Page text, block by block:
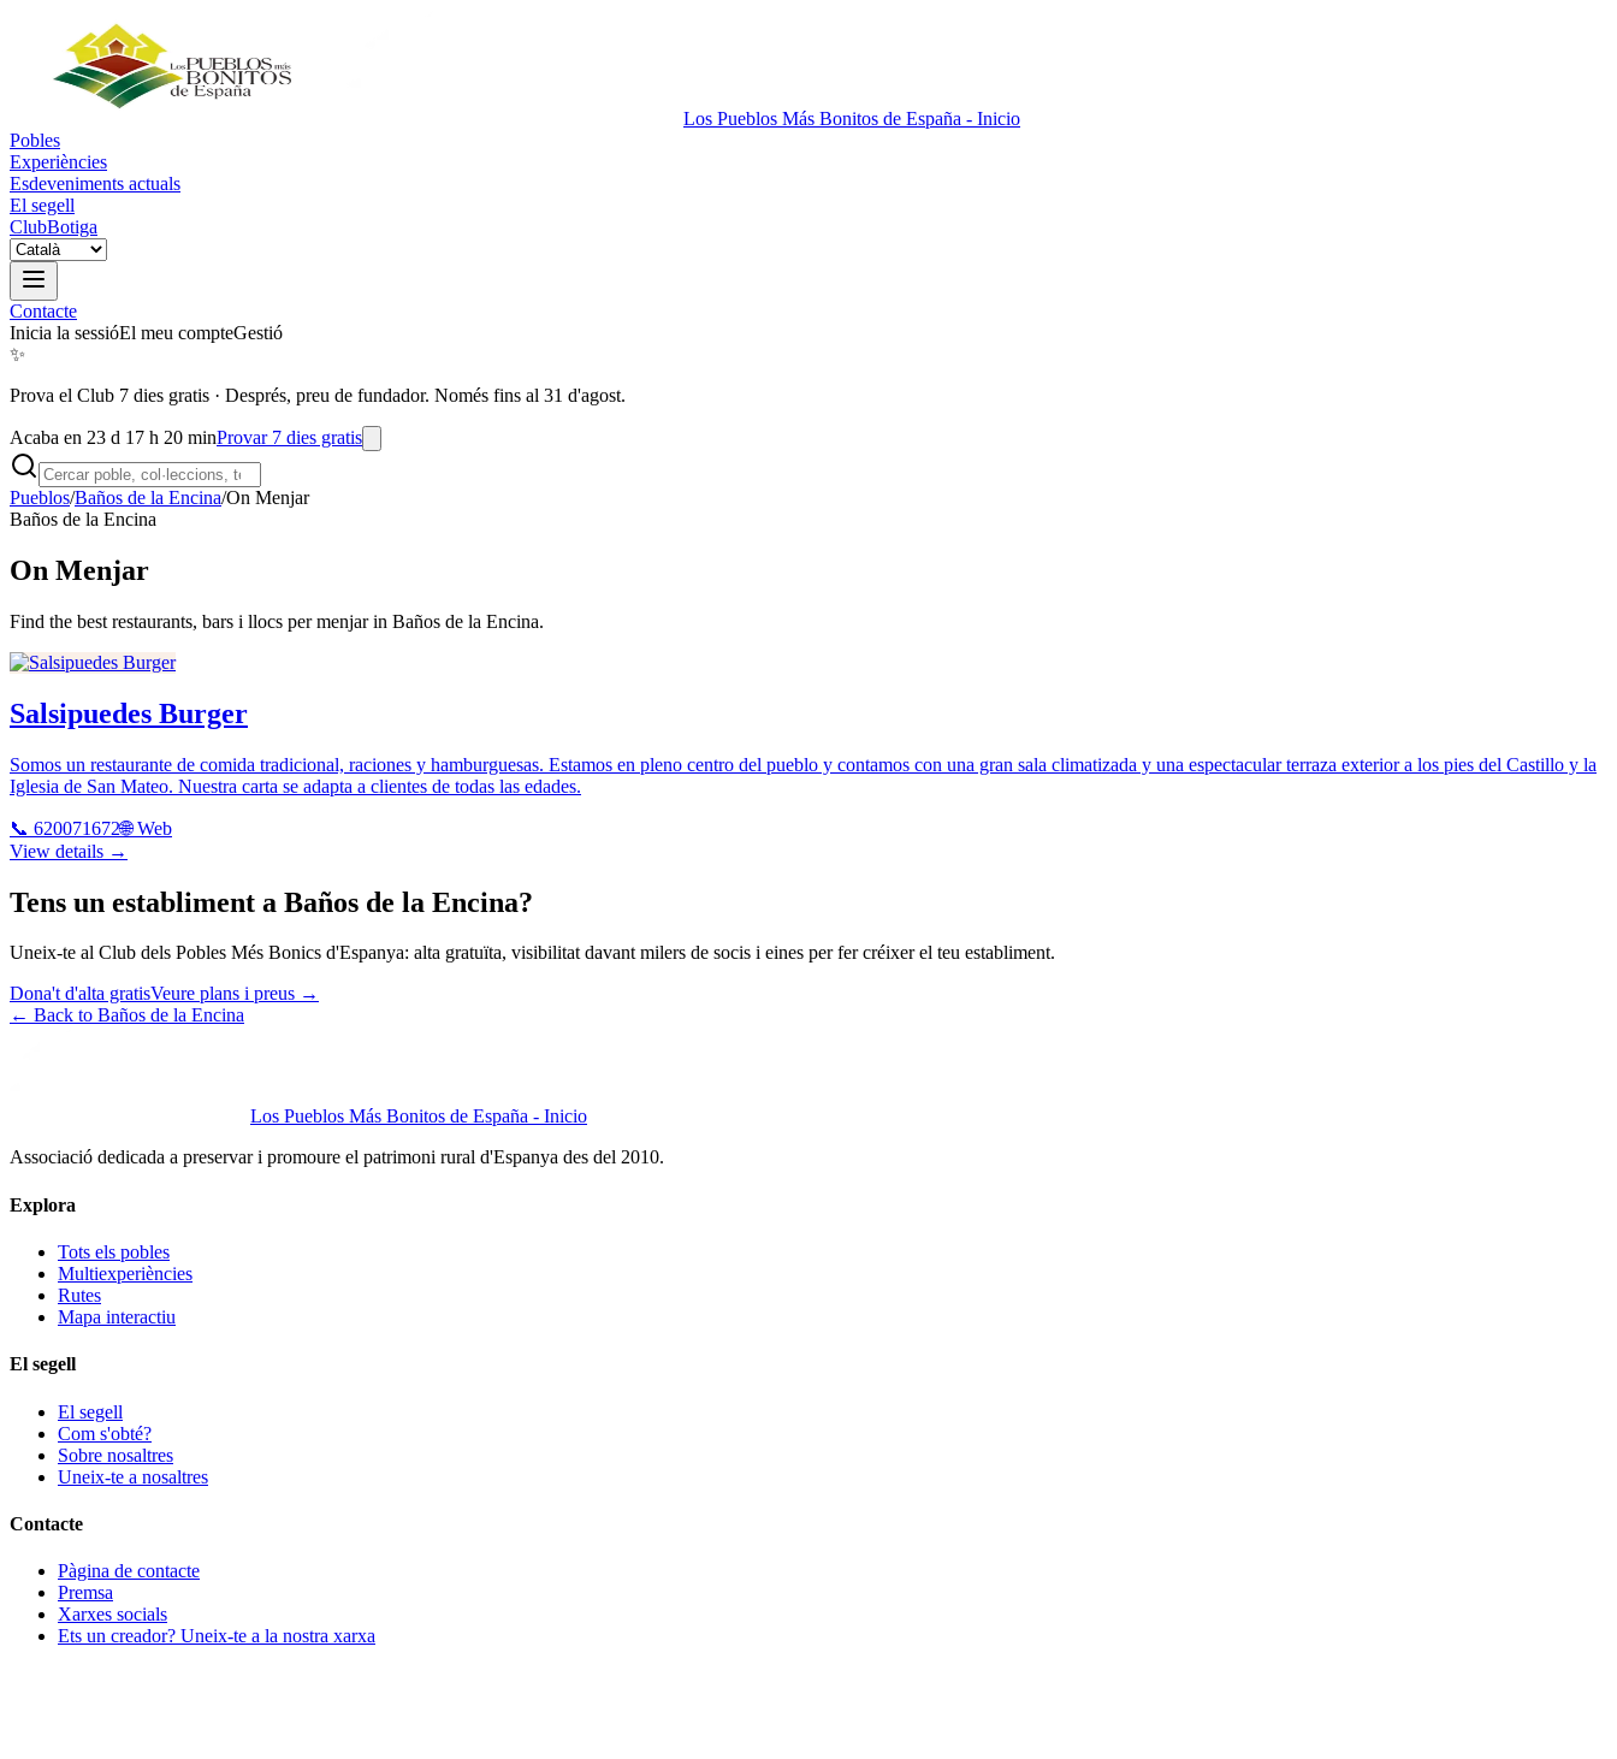
Los Pueblos Más Bonitos de España - Inicio
Pobles
Experiències
Esdeveniments actuals
El segell
ClubBotiga
Contacte
Inicia la sessióEl meu compteGestió
✨
Prova el Club 7 dies gratis · Després, preu de fundador. Només fins al 31 d'agost.
Acaba en 23 d 17 h 20 minProvar 7 dies gratis
Pueblos/Baños de la Encina/On Menjar
Baños de la Encina
On Menjar
Find the best restaurants, bars i llocs per menjar in Baños de la Encina.
Salsipuedes Burger
Somos un restaurante de comida tradicional, raciones y hamburguesas. Estamos en pleno centro del pueblo y contamos con una gran sala climatizada y una espectacular terraza exterior a los pies del Castillo y la
Iglesia de San Mateo. Nuestra carta se adapta a clientes de todas las edades.
📞 620071672🌐 Web
View details →
Tens un establiment a Baños de la Encina?
Uneix-te al Club dels Pobles Més Bonics d'Espanya: alta gratuïta, visibilitat davant milers de socis i eines per fer créixer el teu establiment.
Dona't d'alta gratisVeure plans i preus →
← Back to Baños de la Encina
Los Pueblos Más Bonitos de España - Inicio
Associació dedicada a preservar i promoure el patrimoni rural d'Espanya des del 2010.
Explora
Tots els pobles
Multiexperiències
Rutes
Mapa interactiu
El segell
El segell
Com s'obté?
Sobre nosaltres
Uneix-te a nosaltres
Contacte
Pàgina de contacte
Premsa
Xarxes socials
Ets un creador? Uneix-te a la nostra xarxa